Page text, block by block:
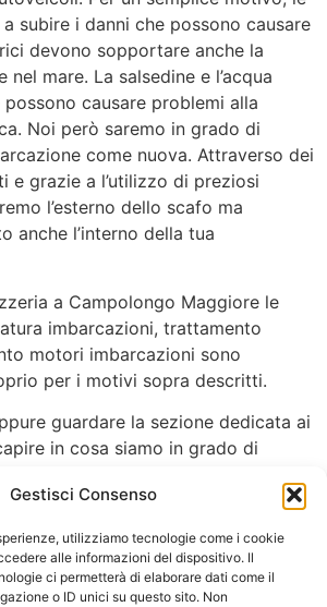
Gestisci Consenso
utilizziamo tecnologie come i cookie
alle informazioni del dispositivo. Il
ci permetterà di elaborare dati come il
o ID unici su questo sito. Non
subire i danni che possono causare
devono sopportare anche la
nel mare. La salsedine e l’acqua
causare problemi alla
Noi però saremo in grado di
come nuova. Attraverso dei
e grazie a l’utilizzo di preziosi
l’esterno dello scafo ma
anche l’interno della tua
a Campolongo Maggiore le
imbarcazioni, trattamento
motori imbarcazioni sono
per i motivi sopra descritti.
guardare la sezione dedicata ai
in cosa siamo in grado di
provato la nostra efficienza vieni da
dei veicoli d’acqua o di terra!